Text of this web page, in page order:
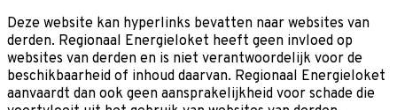
Deze website kan hyperlinks bevatten naar websites van
derden. Regionaal Energieloket heeft geen invloed op
websites van derden en is niet verantwoordelijk voor de
beschikbaarheid of inhoud daarvan. Regionaal Energieloket
aanvaardt dan ook geen aansprakelijkheid voor schade die